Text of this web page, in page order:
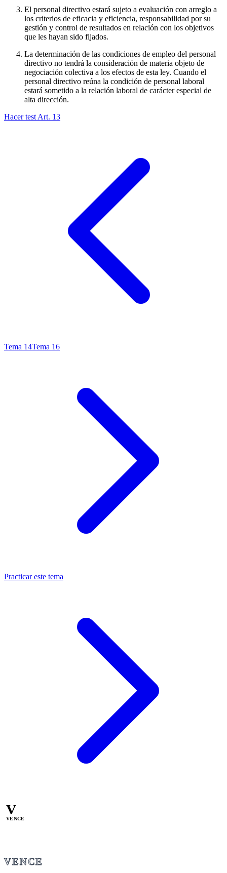
El personal directivo estará sujeto a evaluación con arreglo a
los criterios de eficacia y eficiencia, responsabilidad por su
gestión y control de resultados en relación con los objetivos
que les hayan sido fijados.
La determinación de las condiciones de empleo del personal
directivo no tendrá la consideración de materia objeto de
negociación colectiva a los efectos de esta ley. Cuando el
personal directivo reúna la condición de personal laboral
estará sometido a la relación laboral de carácter especial de
alta dirección.
Hacer test Art. 13
Tema 14Tema 16
Practicar este tema
V
VENCE
VENCE